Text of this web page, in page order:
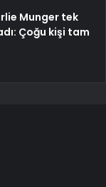
Munger tek
Çoğu kişi tam